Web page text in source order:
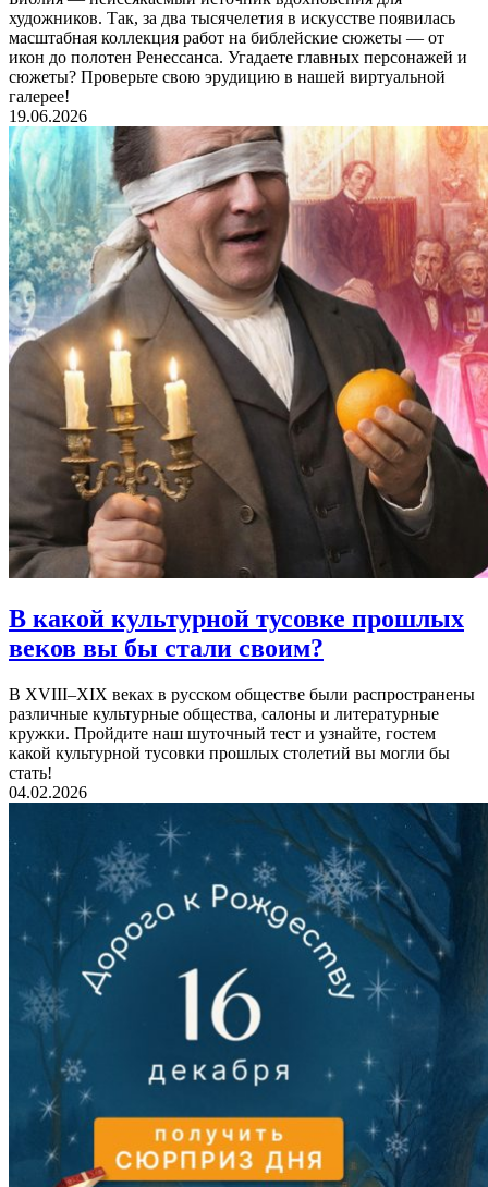
художников. Так, за два тысячелетия в искусстве появилась
масштабная коллекция работ на библейские сюжеты — от
икон до полотен Ренессанса. Угадаете главных персонажей и
сюжеты? Проверьте свою эрудицию в нашей виртуальной
галерее!
19.06.2026
В какой культурной тусовке прошлых
веков вы бы стали своим?
В XVIII–XIX веках в русском обществе были распространены
различные культурные общества, салоны и литературные
кружки. Пройдите наш шуточный тест и узнайте, гостем
какой культурной тусовки прошлых столетий вы могли бы
стать!
04.02.2026